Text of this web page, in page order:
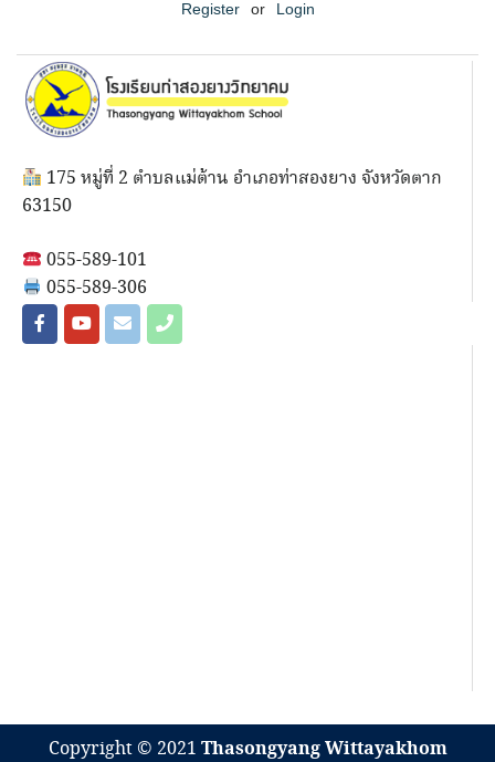
Register or Login
175 หมู่ที่ 2 ตำบลแม่ต้าน อำเภอท่าสองยาง จังหวัดตาก
63150
055-589-101
055-589-306
Copyright © 2021 Thasongyang Wittayakhom